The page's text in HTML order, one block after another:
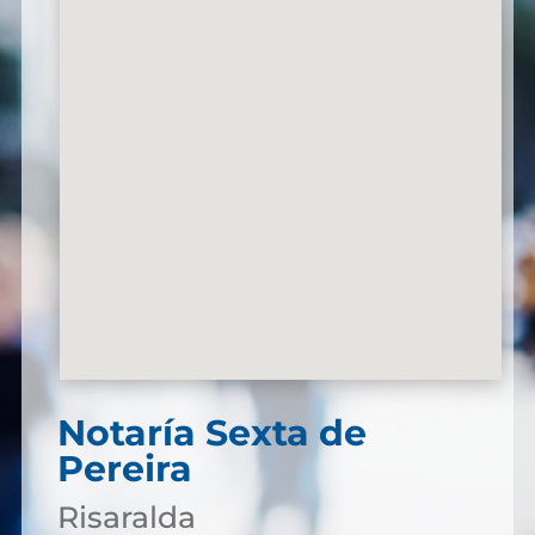
Notaría Sexta de
Pereira
Risaralda